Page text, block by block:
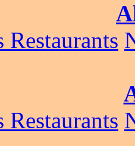
Restaurants
Restaurants